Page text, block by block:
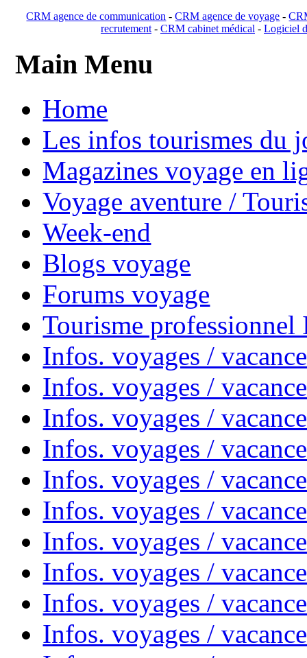
CRM agence de communication -CRM agence de voyage -
recrutement- CRM cabinet médical- Logiciel
Main Menu
Home
Les infos tourismes du
Magazines voyage en
Voyage aventure /
Week-end
Blogs voyage
Forums voyage
Tourisme
Infos. voyages /
Infos. voyages /
Infos. voyages /
Infos. voyages /
Infos. voyages /
Infos. voyages /
Infos. voyages /
Infos. voyages /
Infos. voyages /
Infos. voyages /